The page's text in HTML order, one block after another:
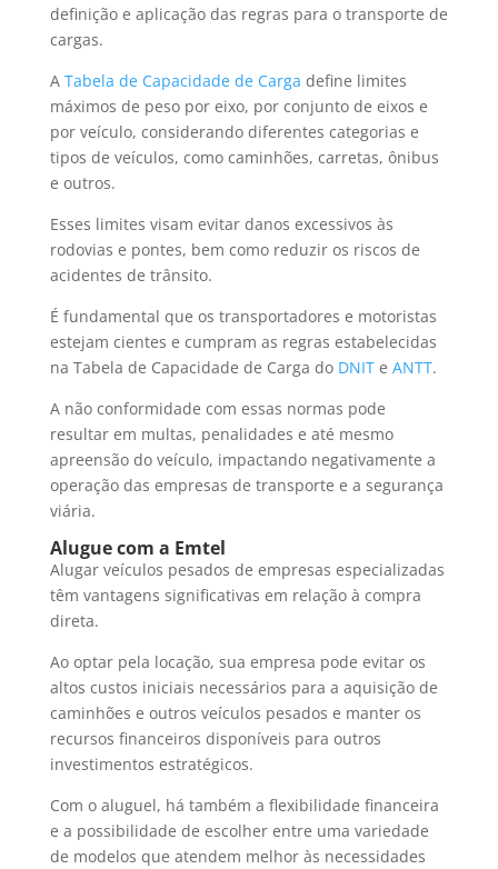
definição e aplicação das regras para o transporte de
cargas.
A Tabela de Capacidade de Carga define limites
máximos de peso por eixo, por conjunto de eixos e
por veículo, considerando diferentes categorias e
tipos de veículos, como caminhões, carretas, ônibus
e outros.
Esses limites visam evitar danos excessivos às
rodovias e pontes, bem como reduzir os riscos de
acidentes de trânsito.
É fundamental que os transportadores e motoristas
estejam cientes e cumpram as regras estabelecidas
na Tabela de Capacidade de Carga do DNITe ANTT.
A não conformidade com essas normas pode
resultar em multas, penalidades e até mesmo
apreensão do veículo, impactando negativamente a
operação das empresas de transporte e a segurança
viária.
Alugue com a Emtel
Alugar veículos pesados de empresas especializadas
têm vantagens significativas em relação à compra
direta.
Ao optar pela locação, sua empresa pode evitar os
altos custos iniciais necessários para a aquisição de
caminhões e outros veículos pesados e manter os
recursos financeiros disponíveis para outros
investimentos estratégicos.
Com o aluguel, há também a flexibilidade financeira
e a possibilidade de escolher entre uma variedade
de modelos que atendem melhor às necessidades